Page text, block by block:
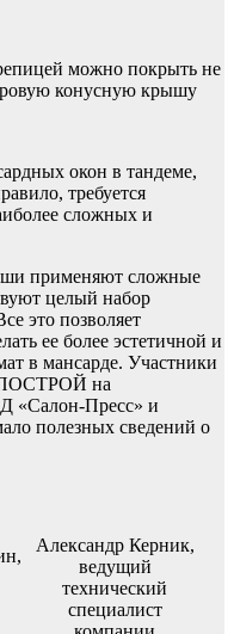
можно покрыть не
конусную крышу
окон в тандеме,
требуется
сложных и
применяют сложные
целый набор
это позволяет
ее более эстетичной и
в мансарде. Участники
на
«Салон-Пресс» и
полезных сведений о
Александр Керник,
ведущий
технический
специалист